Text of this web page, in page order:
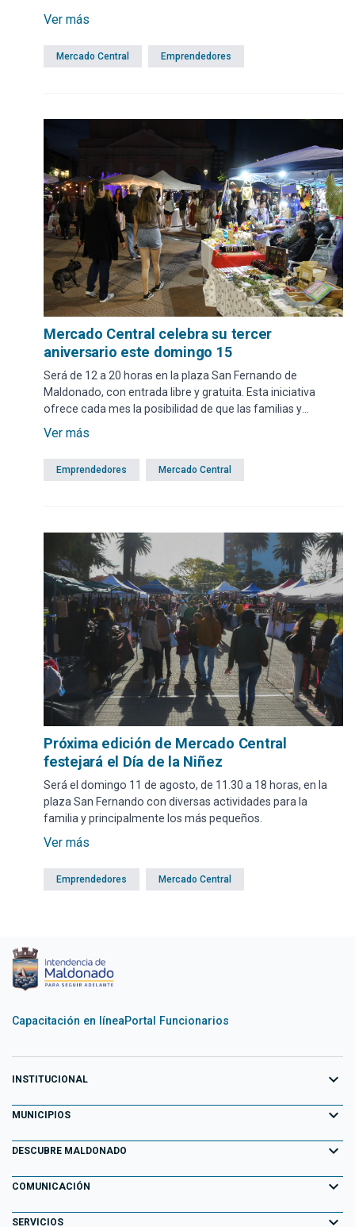
oportunidad será la diversidad cultural.
Ver más
Mercado Central Emprendedores
Mercado Central celebra su tercer
aniversario este domingo 15
Será de 12 a 20 horas en la plaza San Fernando de
Maldonado, con entrada libre y gratuita. Esta iniciativa
ofrece cada mes la posibilidad de que las familias y
vecinos disfruten, compartan y cuenten con un paseo de
emprendedores locales.
Ver más
Emprendedores Mercado Central
Próxima edición de Mercado Central
festejará el Día de la Niñez
Será el domingo 11 de agosto, de 11.30 a 18 horas, en la
plaza San Fernando con diversas actividades para la
familia y principalmente los más pequeños.
Ver más
Emprendedores Mercado Central
Capacitación en líneaPortal Funcionarios
INSTITUCIONAL expand_more
Equipo de Gobierno
Primeros 100 días
MUNICIPIOS expand_more
Aiguá
Garzón
DESCUBRE MALDONADO expand_more
Información para el Turista
Atracciones Turísticas
COMUNICACIÓN expand_more
Noticias
SERVICIOS expand_more